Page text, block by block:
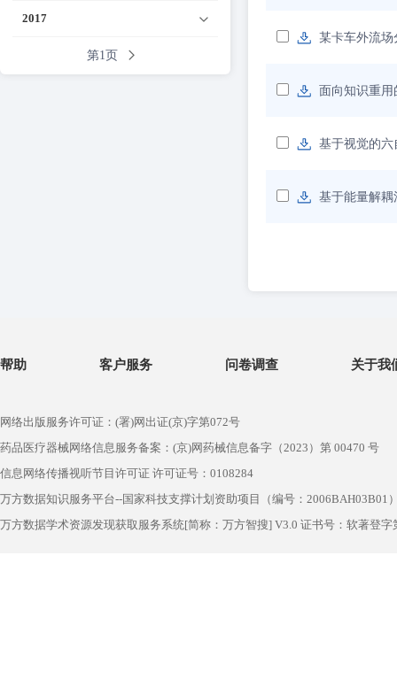
2017
第1页
某卡车外流场
面向知识重
基于视觉的
基于能量解
帮助 客户服务 问卷调查 关于我
网络出版服务许可证：(署)网出证(京)字第072号
药品医疗器械网络信息服务备案：(京)网药械信息备字（2023）第 00470 号
信息网络传播视听节目许可证 许可证号：0108284
万方数据知识服务平台--国家科技支撑计划资助项目（编号：2006BAH03B01
万方数据学术资源发现获取服务系统[简称：万方智搜] V3.0 证书号：软著登字